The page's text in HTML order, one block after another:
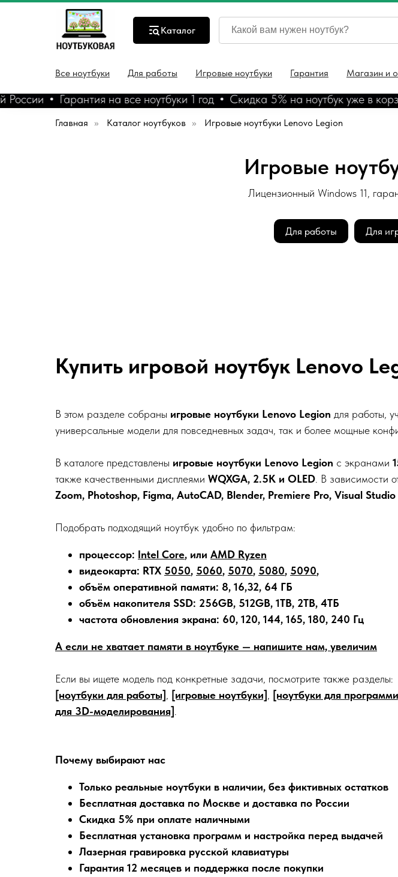
Каталог
Все ноутбуки Для работы Игровые ноутбуки Гарантия Магазин и
Гарантия на все ноутбуки 1 год Скидка 5% на ноутбук уже в корзине
Главная » Каталог ноутбуков » Игровые ноутбуки Lenovo Legion
Игровые
Лицензионный Windows 11,
Для работы Для
Купить игровой ноутбук Lenovo
В этом разделе собраны игровые ноутбуки Lenovo Legion для работы,
универсальные модели для повседневных задач, так и более мощные
В каталоге представлены игровые ноутбуки Lenovo Legion с экранами
также качественными дисплеями WQXGA, 2.5K и OLED . В зависимости
Zoom, Photoshop, Figma, AutoCAD, Blender, Premiere Pro, Visual Studio
Подобрать подходящий ноутбук удобно по фильтрам:
процессор: Intel Core, или AMD Ryzen
видеокарта: RTX 5050, 5060, 5070, 5080, 5090,
объём оперативной памяти: 8, 16,32, 64 ГБ
объём накопителя SSD: 256GB, 512GB, 1TB, 2TB, 4ТБ
частота обновления экрана: 60, 120, 144, 165, 180, 240 Гц
А если не хватает памяти в ноутбуке — напишите нам, увеличим
Если вы ищете модель под конкретные задачи, посмотрите также разделы:
[ноутбуки для работы], [игровые ноутбуки], [ноутбуки для
для 3D-моделирования]
Почему выбирают нас
Только реальные ноутбуки в наличии, без фиктивных остатков
Бесплатная доставка по Москве и доставка по России
Скидка 5% при оплате наличными
Бесплатная установка программ и настройка перед выдачей
Лазерная гравировка русской клавиатуры
Гарантия 12 месяцев и поддержка после покупки